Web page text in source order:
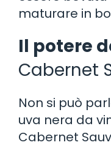
maturare in
Il potere
Cabernet
Non si può
uva nera da
Cabernet